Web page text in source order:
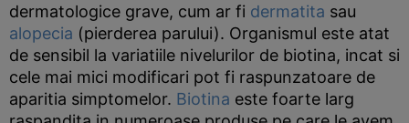
dermatologice grave, cum ar fi dermatita sau
alopecia (pierderea parului). Organismul este atat
de sensibil la variatiile nivelurilor de biotina, incat si
cele mai mici modificari pot fi raspunzatoare de
aparitia simptomelor. Biotina este foarte larg